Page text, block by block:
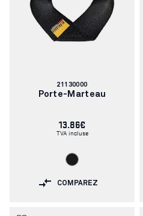
Numéro
d'article:
21130000
Porte-Marteau
13.86€
TVA incluse
COMPAREZ